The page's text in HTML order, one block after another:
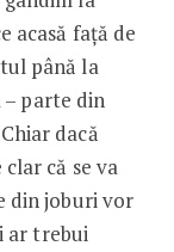
acasă față de
până la
– parte din
dacă
că se va
din joburi vor
ar trebui